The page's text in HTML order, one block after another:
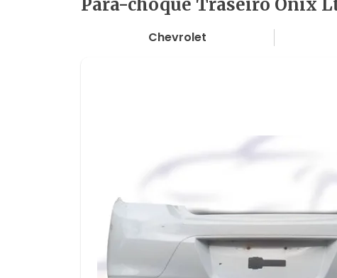
Para-choque Traseiro Onix
Chevrolet